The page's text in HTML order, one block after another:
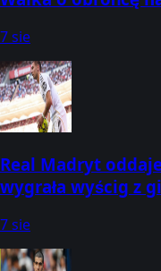
7 sie
Real Madryt
wygrała wyścig z
7 sie